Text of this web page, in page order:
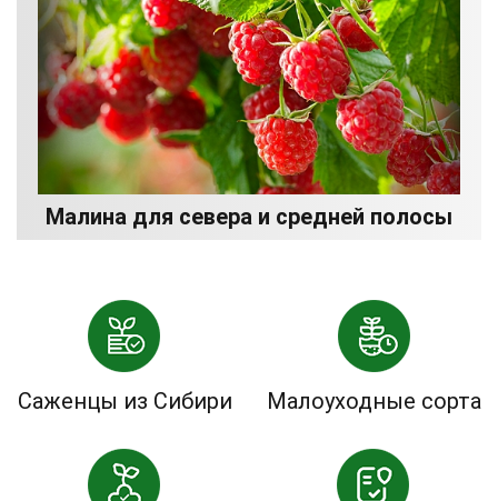
Малина для севера и средней полосы
Саженцы из Сибири Малоуходные сорта